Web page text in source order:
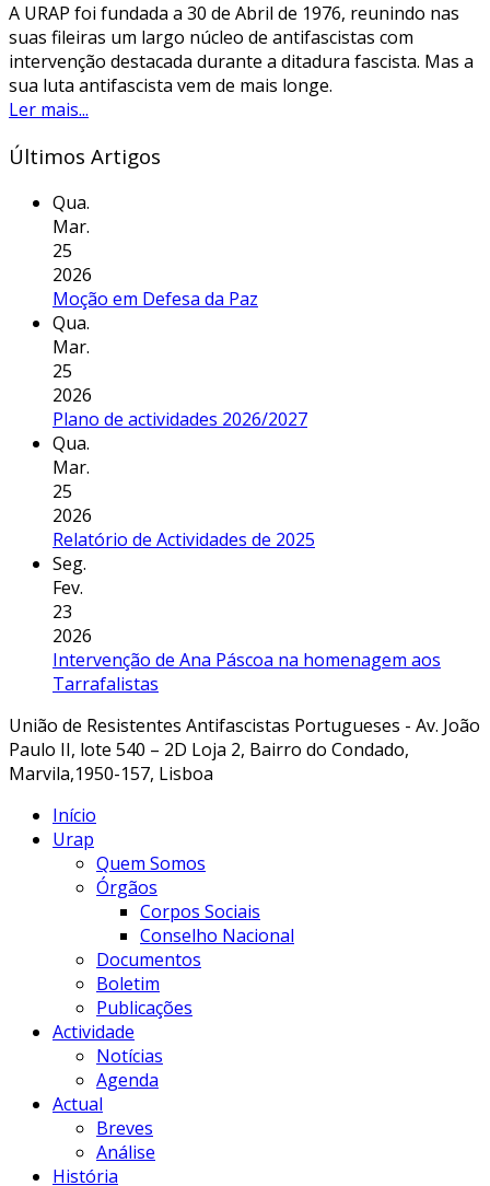
A URAP foi fundada a 30 de Abril de 1976, reunindo nas
suas fileiras um largo núcleo de antifascistas com
intervenção destacada durante a ditadura fascista. Mas a
sua luta antifascista vem de mais longe.
Ler mais...
Últimos Artigos
Qua.
Mar.
25
2026
Moção em Defesa da Paz
Qua.
Mar.
25
2026
Plano de actividades 2026/2027
Qua.
Mar.
25
2026
Relatório de Actividades de 2025
Seg.
Fev.
23
2026
Intervenção de Ana Páscoa na homenagem aos
Tarrafalistas
União de Resistentes Antifascistas Portugueses - Av. João
Paulo II, lote 540 – 2D Loja 2, Bairro do Condado,
Marvila,1950-157, Lisboa
Início
Urap
Quem Somos
Órgãos
Corpos Sociais
Conselho Nacional
Documentos
Boletim
Publicações
Actividade
Notícias
Agenda
Actual
Breves
Análise
História